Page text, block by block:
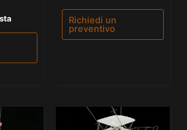
su
Richiedi un
preventivo